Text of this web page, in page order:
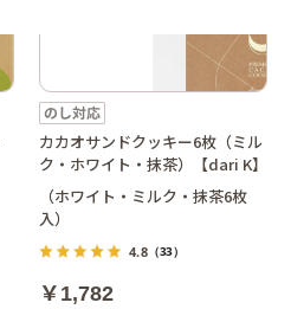
カカオサンドクッキー6枚（ミル
ク・ホワイト・抹茶）【dari K】
（ホワイト・ミルク・抹茶6枚
入）
4.8（33）
￥1,782